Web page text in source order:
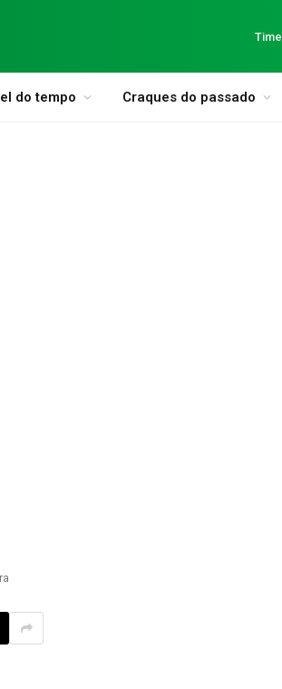
Time
do tempo Craques do passado